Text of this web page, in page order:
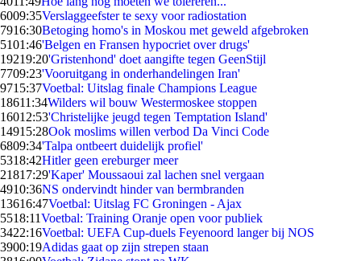
6009:35Verslaggeefster te sexy voor radiostation
7916:30Betoging homo's in Moskou met geweld afgebroken
5101:46'Belgen en Fransen hypocriet over drugs'
19219:20'Gristenhond' doet aangifte tegen GeenStijl
7709:23'Vooruitgang in onderhandelingen Iran'
9715:37Voetbal: Uitslag finale Champions League
18611:34Wilders wil bouw Westermoskee stoppen
16012:53'Christelijke jeugd tegen Temptation Island'
14915:28Ook moslims willen verbod Da Vinci Code
6809:34'Talpa ontbeert duidelijk profiel'
5318:42Hitler geen ereburger meer
21817:29'Kaper' Moussaoui zal lachen snel vergaan
4910:36NS ondervindt hinder van bermbranden
13616:47Voetbal: Uitslag FC Groningen - Ajax
5518:11Voetbal: Training Oranje open voor publiek
3422:16Voetbal: UEFA Cup-duels Feyenoord langer bij NOS
3900:19Adidas gaat op zijn strepen staan